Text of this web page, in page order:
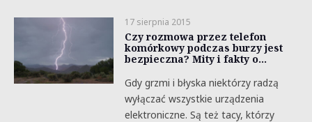
17 sierpnia 2015
Czy rozmowa przez telefon
komórkowy podczas burzy jest
bezpieczna? Mity i fakty o…
Gdy grzmi i błyska niektórzy radzą
wyłączać wszystkie urządzenia
elektroniczne. Są też tacy, którzy